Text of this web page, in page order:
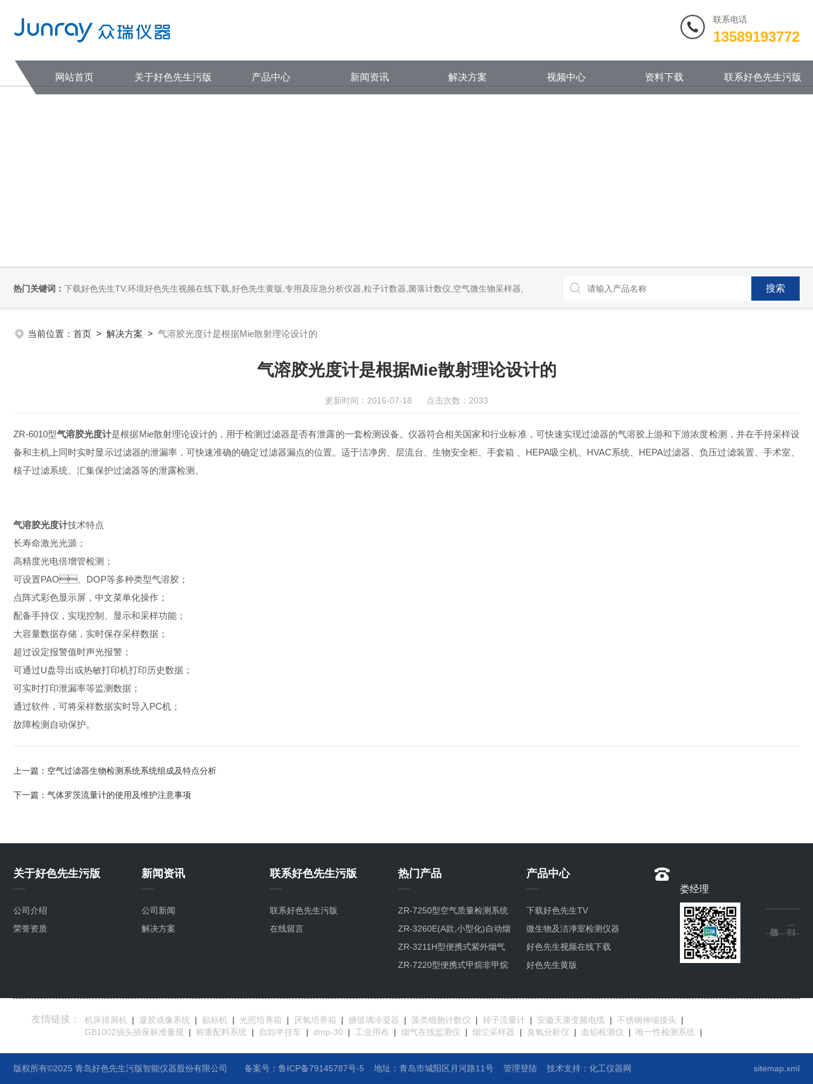
联系电话
13589193772
网站首页 关于好色先生污版 产品中心 新闻资讯 解决方案 视频中心 资料下载 联系好色先生污版
热门关键词： 下载好色先生TV,环境好色先生视频在线下载,好色先生黄版,专用及应急分析仪器,粒子计数器,菌落计数仪,空气微生物采样器,
当前位置： 首页 > 解决方案 > 气溶胶光度计是根据Mie散射理论设计的
气溶胶光度计是根据Mie散射理论设计的
更新时间：2016-07-18 点击次数：2033
ZR-6010型气溶胶光度计是根据Mie散射理论设计的，用于检测过滤器是否有泄露的一套检测设备。仪器符合相关国家和行业标准，可快速实现过滤器的气溶胶上游和下游浓度检测，并在手持采样设
备和主机上同时实时显示过滤器的泄漏率，可快速准确的确定过滤器漏点的位置。适于洁净房、层流台、生物安全柜、手套箱 、HEPA吸尘机、HVAC系统、HEPA过滤器、负压过滤装置、手术室、
核子过滤系统、汇集保护过滤器等的泄露检测。
气溶胶光度计技术特点
长寿命激光光源；
高精度光电倍增管检测；
可设置PAO、DOP等多种类型气溶胶；
点阵式彩色显示屏，中文菜单化操作；
配备手持仪，实现控制、显示和采样功能；
大容量数据存储，实时保存采样数据；
超过设定报警值时声光报警；
可通过U盘导出或热敏打印机打印历史数据；
可实时打印泄漏率等监测数据；
通过软件，可将采样数据实时导入PC机；
故障检测自动保护。
上一篇： 空气过滤器生物检测系统系统组成及特点分析
下一篇： 气体罗茨流量计的使用及维护注意事项
关于好色先生污版
公司介绍
荣誉资质
新闻资讯
公司新闻
解决方案
联系好色先生污版
联系好色先生污版
在线留言
热门产品
ZR-7250型空气质量检测系统
污染物气象五参数实时监测
ZR-3260E(A款,小型化)自动烟
尘烟气测试仪
ZR-3211H型便携式紫外烟气
综合分析仪
ZR-7220型便携式甲烷非甲烷
产品中心
下载好色先生TV
微生物及洁净室检测仪器
好色先生视频在线下载
好色先生黄版
应急监测仪器
娄经理
友情链接： 机床排屑机 | 凝胶成像系统 | 贴标机 | 光照培养箱 | 厌氧培养箱 | 搪玻璃冷凝器 | 藻类细胞计数仪 | 转子流量计 | 安徽天康变频电缆 | 不锈钢伸缩接头
|
GB1002插头插座标准量规 | 称重配料系统 | 自卸半挂车 | dmp-30 | 工业用布 | 烟气在线监测仪 | 烟尘采样器 | 臭氧分析仪 | 血铅检测仪 | 唯一性检测系统 |
版权所有©2025 青岛好色先生污版智能仪器股份有限公司 备案号：鲁ICP备79145787号-5 地址： 青岛市城阳区月河路11号 管理登陆 技术支持： 化工仪器网 sitemap.xml